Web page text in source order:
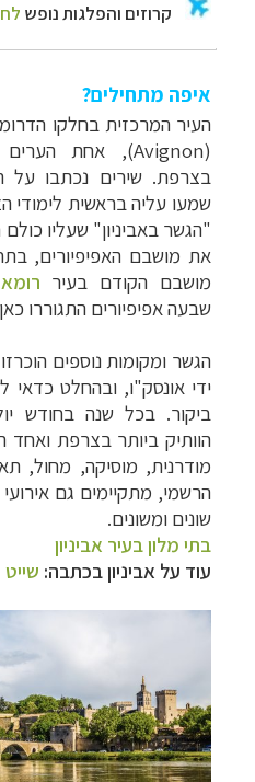
איפה מתחילים?
העיר המרכזית בחלקו
(
Avignon), אחת הערים
בצרפת. שירים נכתבו על
שמעו עליה בראשית
"הגשר באביניון" שעליו
מושבם הקודם בעיר רומא
שבעה אפיפיורים התגוררו
הגשר ומקומות נוספים
ידיאונסק"ו, ובהחלט כדאי
ביקור. בכל שנה בחודש
הוותיק ביותר בצרפת ואחד
מודרנית, מוסיקה, מחול,
הרשמי, מתקיימים גם
שונים ומשונים.
בתי מלון בעיר אביניון
עוד על אביניון בכתבה: